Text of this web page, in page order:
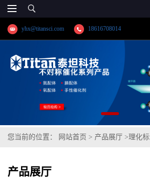
yhx@titansci.com 18616708014
您当前的位置： 网站首页 > 产品展厅 >理化
500mL,≥95%
产品展厅